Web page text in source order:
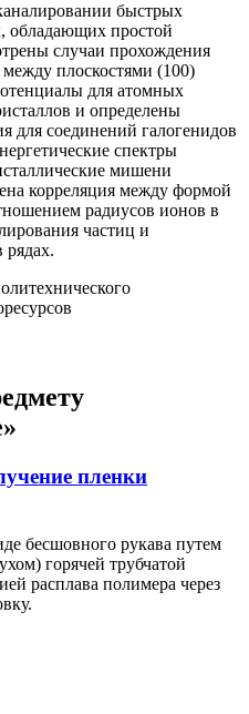
быстрых
обладающих простой
случаи прохождения
плоскостями (100)
для атомных
и определены
для соединений галогенидов
спектры
мишени
корреляция между формой
радиусов ионов в
частиц и
пленки
бесшовного рукава путем
горячей трубчатой
расплава полимера через